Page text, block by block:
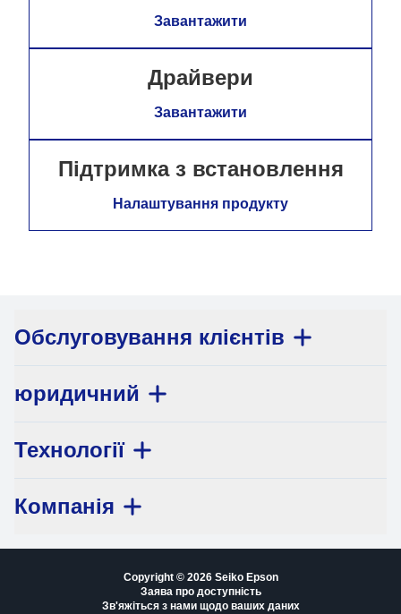
Завантажити
Драйвери
Завантажити
Підтримка з встановлення
Налаштування продукту
Обслуговування клієнтів
юридичний
Технології
Компанія
Copyright © 2026 Seiko Epson
Заява про доступність
Зв'яжіться з нами щодо ваших даних